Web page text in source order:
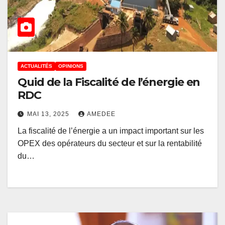
ACTUALITÉS OPINIONS
Quid de la Fiscalité de l’énergie en
RDC
MAI 13, 2025 AMEDEE
La fiscalité de l’énergie a un impact important sur les
OPEX des opérateurs du secteur et sur la rentabilité
du…